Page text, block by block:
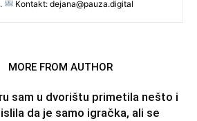
Kontakt: dejana@pauza.digital
MORE FROM AUTHOR
sam u dvorištu primetila nešto i
da je samo igračka, ali se